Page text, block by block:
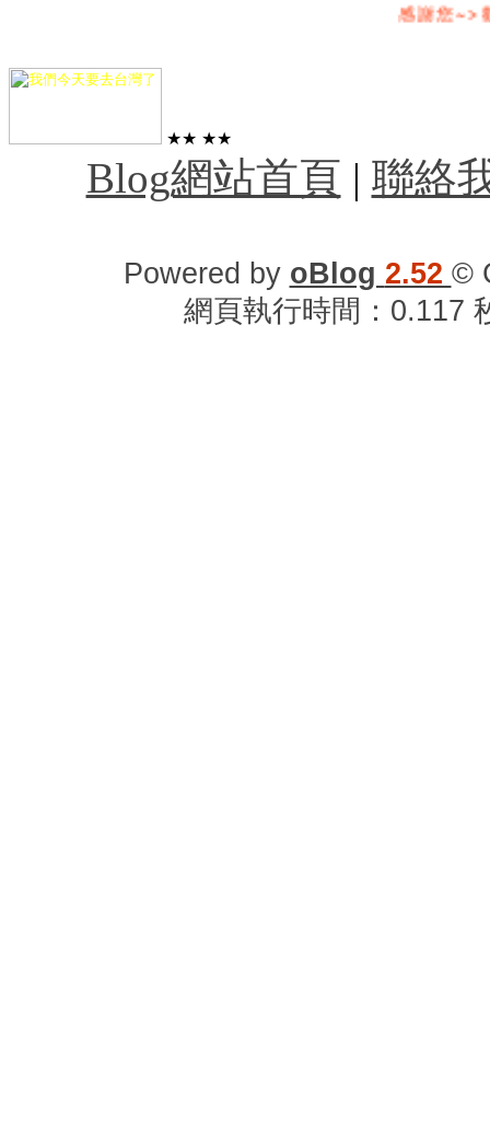
感謝您~>歡
★★ ★★
Blog網站首頁 | 聯絡
Powered by oBlog 2.52 ©
網頁執行時間：0.117